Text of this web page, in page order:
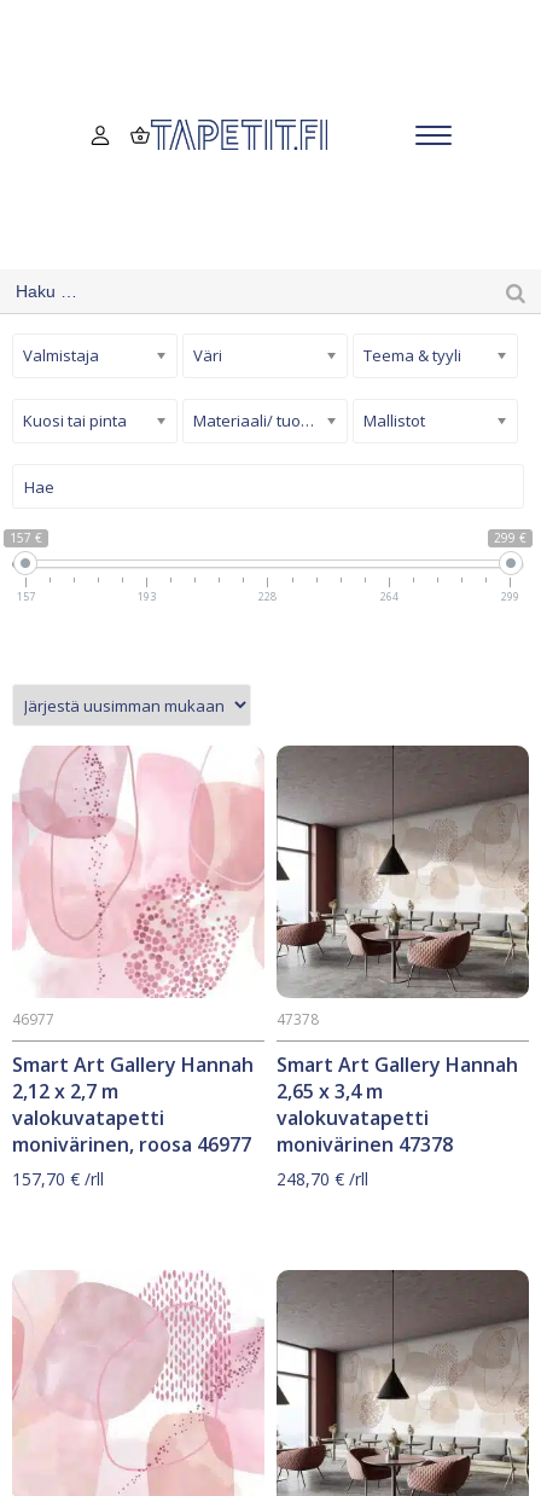
157 € 299 €
157 193 228 264 299
Valmistaja Väri Teema & tyyli
Kuosi tai pinta Materiaali/ tuotetyyppi Mallistot
Smart Art Gallery Hannah
2,12 x 2,7 m
valokuvatapetti
monivärinen, roosa 46977
46977
157,70 € /rll
Smart Art Gallery Hannah
2,65 x 3,4 m
valokuvatapetti
monivärinen 47378
47378
248,70 € /rll